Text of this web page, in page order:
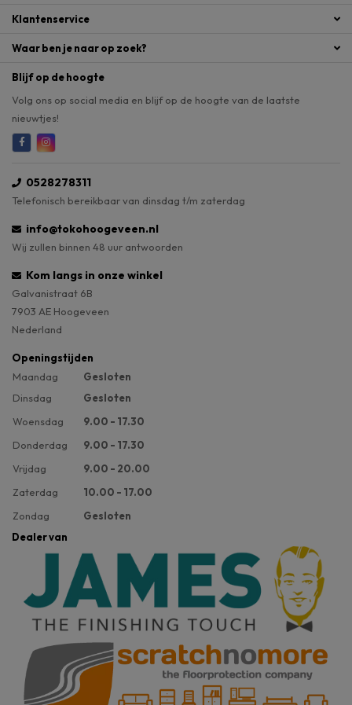
Klantenservice
Waar ben je naar op zoek?
Blijf op de hoogte
Volg ons op social media en blijf op de hoogte van de laatste
nieuwtjes!
0528278311
Telefonisch bereikbaar van dinsdag t/m zaterdag
info@tokohoogeveen.nl
Wij zullen binnen 48 uur antwoorden
Kom langs in onze winkel
Galvanistraat 6B
7903 AE Hoogeveen
Nederland
Openingstijden
Maandag
Gesloten
Dinsdag
Gesloten
Woensdag
9.00 - 17.30
Donderdag
9.00 - 17.30
Vrijdag
9.00 - 20.00
Zaterdag
10.00 - 17.00
Zondag
Gesloten
Dealer van